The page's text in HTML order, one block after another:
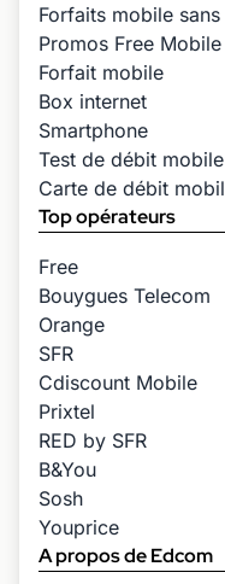
Forfaits mobile
Promos Free Mobile
Forfait mobile
Box internet
Smartphone
Test de débit mobile
Carte de débit
Top opérateurs
Free
Bouygues Telecom
Orange
SFR
Cdiscount Mobile
Prixtel
RED by SFR
B&You
Sosh
Youprice
A propos de Edcom